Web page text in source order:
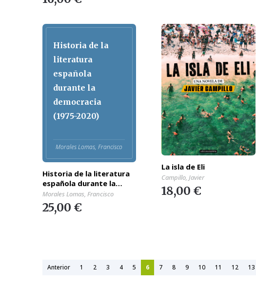
Historia de la
literatura
española
durante la
democracia
(1975-2020)
Morales Lomas, Francisco
Historia de la literatura
española durante la
democracia (1975-2020)
Morales Lomas, Francisco
25,00 €
La isla de Eli
Campillo, Javier
18,00 €
Anterior 1 2 3 4 5 6 7 8 9 10 11 12 13